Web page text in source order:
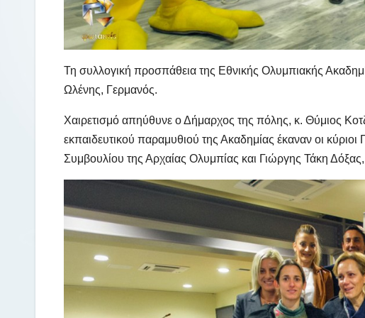
Τη συλλογική προσπάθεια της Εθνικής Ολυμπιακής
Ωλένης, Γερμανός.
Χαιρετισμό απηύθυνε ο Δήμαρχος της πόλης, κ. Θύμιος
εκπαιδευτικού παραμυθιού της Ακαδημίας έκαναν οι
Συμβουλίου της Αρχαίας Ολυμπίας και Γιώργης Τάκη